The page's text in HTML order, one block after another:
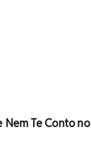
Nem Te Conto no